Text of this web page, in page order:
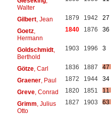
Walter
Gilbert, Jean 1879 1942
27
Goetz,
Hermann
1840 1876 36
Goldschmidt,
Berthold
1903 1996 3
Götze, Carl 1836 1887
47
Graener, Paul 1872 1944
34
Greve, Conrad 1820 1851
11
Grimm , Julius
Otto
1827 1903 63